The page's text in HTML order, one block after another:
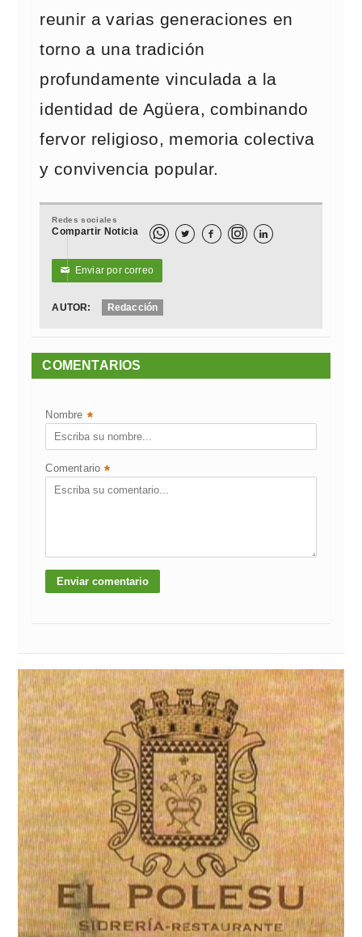
reunir a varias generaciones en
torno a una tradición
profundamente vinculada a la
identidad de Agüera, combinando
fervor religioso, memoria colectiva
y convivencia popular.
Redes sociales
Compartir Noticia   
✉ Enviar por correo
AUTOR: Redacción
COMENTARIOS
Nombre *
Comentario *